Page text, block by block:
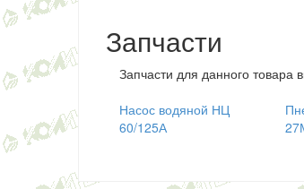
Запчасти
Запчасти для данного товара
Насос водяной НЦ
60/125А